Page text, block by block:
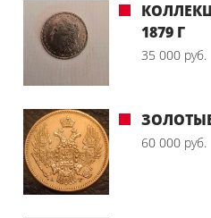
1879 Г
35 000 руб.
60 000 руб.